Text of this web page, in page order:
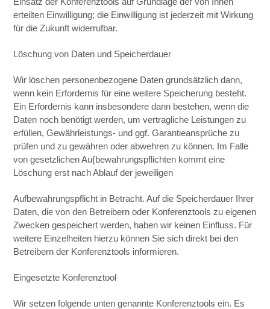
erteilten Einwilligung; die Einwilligung ist jederzeit mit Wirkung
für die Zukunft widerrufbar.
Löschung von Daten und Speicherdauer
Wir löschen personenbezogene Daten grundsätzlich dann,
wenn kein Erfordernis für eine weitere Speicherung besteht.
Ein Erfordernis kann insbesondere dann bestehen, wenn die
Daten noch benötigt werden, um vertragliche Leistungen zu
erfüllen, Gewährleistungs- und ggf. Garantieansprüche zu
prüfen und zu gewähren oder abwehren zu können. Im Falle
von gesetzlichen Au{bewahrungspflichten kommt eine
Löschung erst nach Ablauf der jeweiligen
Aufbewahrungspflicht in Betracht. Auf die Speicherdauer Ihrer
Daten, die von den Betreibern oder Konferenztools zu eigenen
Zwecken gespeichert werden, haben wir keinen Einfluss. Für
weitere Einzelheiten hierzu können Sie sich direkt bei den
Betreibern der Konferenztools informieren.
Eingesetzte Konferenztool
Wir setzen folgende unten genannte Konferenztools ein. Es